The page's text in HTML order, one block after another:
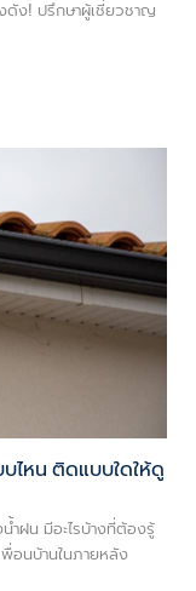
ดัง! ปรึกษาผู้เชี่ยวชาญ
บไหน ติดแบบใดให้ดู
ำฝน มีอะไรบ้างที่ต้องรู้
พื่อนบ้านในภายหลัง